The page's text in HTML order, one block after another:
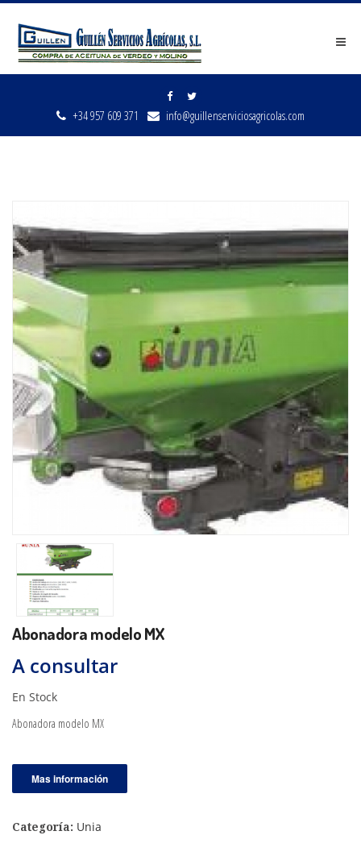
+34 957 609 371 info@guillenserviciosagricolas.com
Abonadora modelo MX
A consultar
En Stock
Abonadora modelo MX
Mas información
Categoría: Unia